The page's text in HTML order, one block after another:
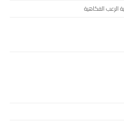
الرعب الفكاهية